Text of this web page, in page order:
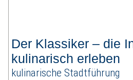
Der Klassiker – die
kulinarisch erleben
kulinarische Stadtführung